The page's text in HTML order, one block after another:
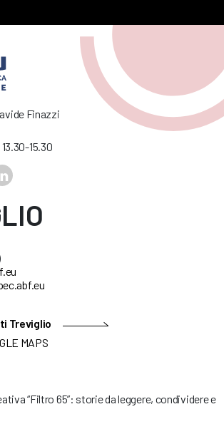
Finazzi
15.30
Treviglio
MAPS
“Filtro 65”: storie da leggere, condividere e